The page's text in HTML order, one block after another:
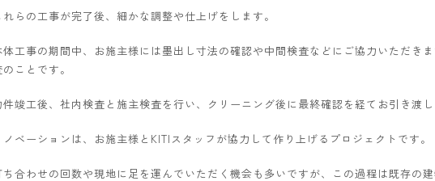
れらの工事が完了後、細かな調整や仕上げをします。
体工事の期間中、お施主様には墨出し寸法の確認や中間検査などにご協力いただき
のことです。
件竣工後、社内検査と施主検査を行い、クリーニング後に最終確認を経てお引き渡し
ノベーションは、お施主様とKITIスタッフが協力して作り上げるプロジェクトです。
ち合わせの回数や現地に足を運んでいただく機会も多いですが、この過程は既存の